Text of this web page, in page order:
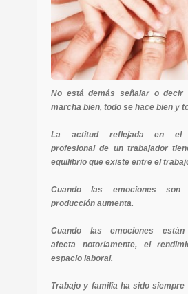
No está demás señalar o decir
marcha bien, todo se hace bien y
La actitud reflejada en el
profesional de un trabajador
equilibrio que existe entre el
Cuando las emociones son
producción aumenta.
Cuando las emociones están
afecta notoriamente, el
espacio laboral.
Trabajo y familia ha sido siempre